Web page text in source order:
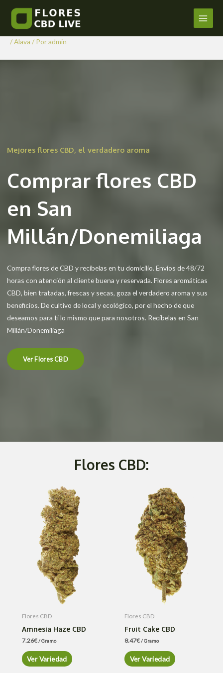
contenido
Main
Comprar Flores CBD en San
Millán/Donemiliaga
/Alava / Poradmin
Mejores flores CBD, el verdadero aroma
Comprar flores CBD
en San
Millán/Donemiliaga
Compra flores de CBD y recíbelas en tu domicilio. Envíos de 48/72
horas con atención al cliente buena y reservada. Flores aromáticas
CBD, bien tratadas, frescas y secas, goza el verdadero aroma y sus
beneficios. De cultivo de local y ecológico, por el hecho de que
deseamos para ti lo mismo que para nosotros. Recíbelas en San
Millán/Donemiliaga
Ver Flores CBD
Flores CBD:
Flores CBD
Amnesia Haze CBD
7.26€/ Gramo
Ver Variedad
Flores CBD
Fruit Cake CBD
8.47€/ Gramo
Ver Variedad